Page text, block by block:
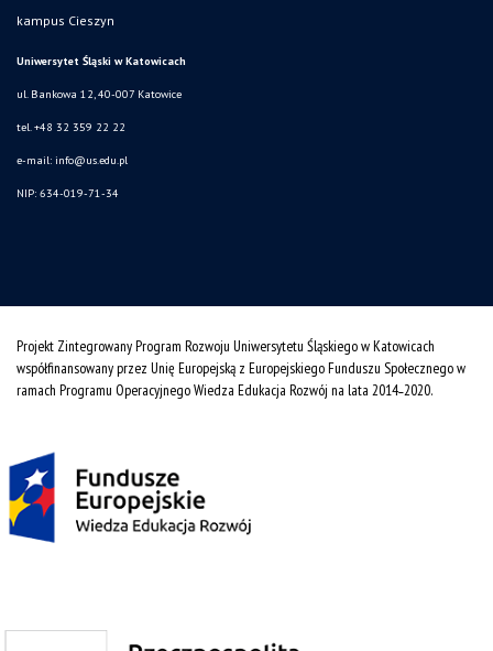
kampus Cieszyn
Uniwersytet Śląski w Katowicach
ul. Bankowa 12, 40-007 Katowice
tel. +48 32 359 22 22
e-mail: info@us.edu.pl
NIP: 634-019-71-34
Projekt Zintegrowany Program Rozwoju Uniwersytetu Śląskiego w Katowicach
współfinansowany przez Unię Europejską z Europejskiego Funduszu Społecznego w
ramach Programu Operacyjnego Wiedza Edukacja Rozwój na lata 2014˗2020.